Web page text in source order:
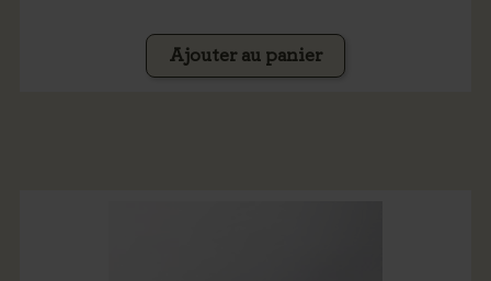
Ajouter au panier